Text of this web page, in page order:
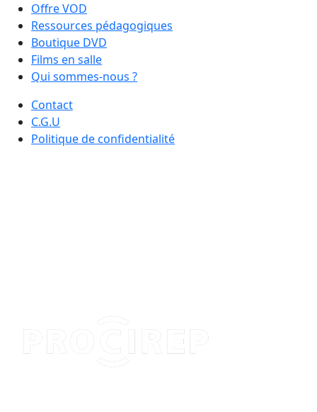
Offre VOD
Ressources pédagogiques
Boutique DVD
Films en salle
Qui sommes-nous ?
Contact
C.G.U
Politique de confidentialité